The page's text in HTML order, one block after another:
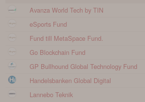
Avanza World Tech by TIN
eSports Fund
Fund till MetaSpace Fund.
Go Blockchain Fund
GP Bullhound Global Technology Fund
Handelsbanken Global Digital
Lannebo Teknik